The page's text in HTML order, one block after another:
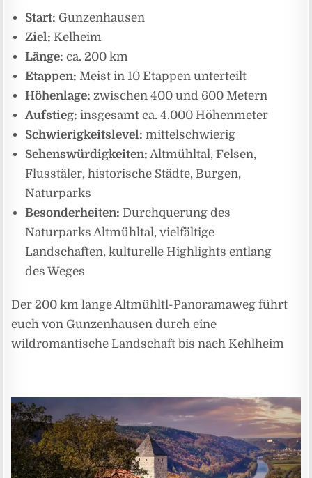
Start: Gunzenhausen
Ziel:Kelheim
Länge: ca. 200 km
Etappen: Meist in 10 Etappen unterteilt
Höhenlage: zwischen 400 und 600 Metern
Aufstieg: insgesamt ca. 4.000 Höhenmeter
Schwierigkeitslevel: mittelschwierig
Sehenswürdigkeiten: Altmühltal, Felsen,
Flusstäler, historische Städte, Burgen,
Naturparks
Besonderheiten: Durchquerung des
Naturparks Altmühltal, vielfältige
Landschaften, kulturelle Highlights entlang
des Weges
Der 200 km lange Altmühltl-Panoramaweg führt
euch von Gunzenhausen durch eine
wildromantische Landschaft bis nach Kehlheim